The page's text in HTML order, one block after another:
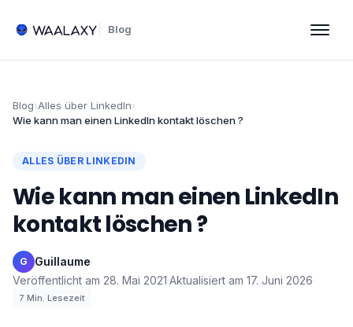
Blog
Blog›Alles über LinkedIn›
Wie kann man einen LinkedIn kontakt löschen​ ?
ALLES ÜBER LINKEDIN
Wie kann man einen LinkedIn
kontakt löschen​ ?
G Guillaume·
Veröffentlicht am 28. Mai 2021·Aktualisiert am 17. Juni 2026·
7 Min. Lesezeit